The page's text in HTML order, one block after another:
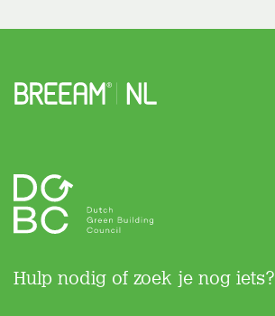
Hulp nodig of zoek je nog iets?